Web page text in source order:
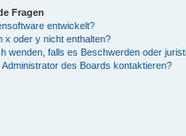
Fragen
entwickelt?
x oder y nicht enthalten?
wenden, falls es Beschwerden oder
Administrator des Boards kontaktieren?